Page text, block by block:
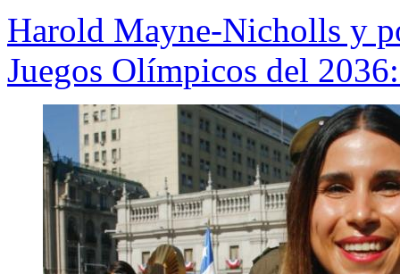
Harold Mayne-Nicholls y
Juegos Olímpicos del